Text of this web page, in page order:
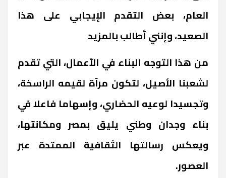
العام، بعض التقدم الإيجابي على هذا
الصعيد، وإنني أطالب بالمزيد
من هذا التوجه البناء في الأعمال، التي تقدم
لشعبنا الأصيل، لتكون مرآة لقيمه الراسخة،
وتجسيدا لوعيه الحضاري، وإسهاما فاعلا في
بناء وجدان وطني يليق بمصر ومكانتها،
ويعكس رسالتها الثقافية الممتدة عبر
العصور.